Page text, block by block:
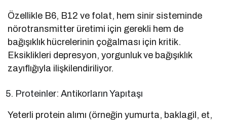
Özellikle B6, B12 ve folat, hem sinir sisteminde
nörotransmitter üretimi için gerekli hem de
bağışıklık hücrelerinin çoğalması için kritik.
Eksiklikleri depresyon, yorgunluk ve bağışıklık
zayıflığıyla ilişkilendiriliyor.
Proteinler: Antikorların Yapıtaşı
Yeterli protein alımı (örneğin yumurta, baklagil, et,